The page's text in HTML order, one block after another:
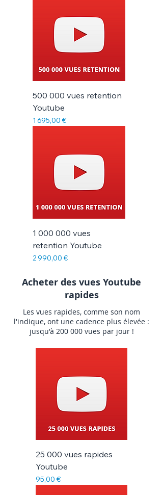
500 000 vues retention
Youtube
Prix
1 695,00 €
1 000 000 vues
retention Youtube
Prix
2 990,00 €
Acheter des vues Youtube
rapides
Les vues rapides, comme son nom
l'indique, ont une cadence plus élevée :
jusqu'à 200 000 vues par jour !
25 000 vues rapides
Youtube
Prix
95,00 €